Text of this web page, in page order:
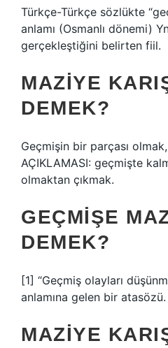
Türkçe-Türkçe sözlükte
anlamı (Osmanlı dönemi)
gerçekleştiğini belirten fiil.
MAZIYE
DEMEK?
Geçmişin bir parçası
AÇIKLAMASI: geçmişte
olmaktan çıkmak.
GEÇMIŞE
DEMEK?
[1] “Geçmiş olayları
anlamına gelen bir atasözü.
MAZIYE